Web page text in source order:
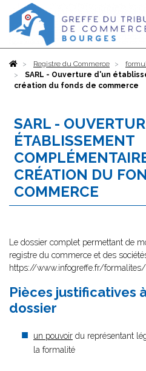
AccueilRegistre du Commerce
SARL - Ouverture d'un
création du fonds de commerce
SARL -
ÉTABLISSEMENT
CRÉATION DU
COMMERCE
Le dossier complet permettant de
registre du commerce et des
https://www.infogreffe.fr/
Pièces justificatives
dossier
un pouvoir du représentant
la formalité